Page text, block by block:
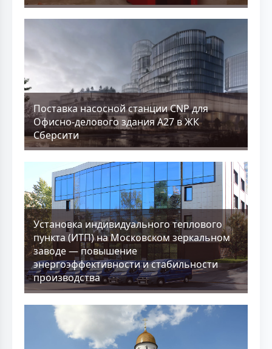
Поставка насосной станции CNP для
Офисно-делового здания А27 в ЖК
Сберсити
Установка индивидуального теплового
пункта (ИТП) на Московском зеркальном
заводе — повышение
энергоэффективности и стабильности
производства